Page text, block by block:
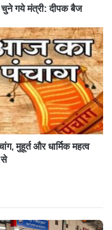
गये मंत्री: दीपक बैज
मुहूर्त और धार्मिक महत्व
से